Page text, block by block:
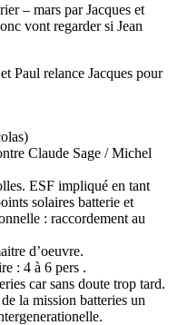
– mars par Jacques et
vont regarder si Jean
Paul relance Jacques pour
Claude Sage / Michel
ESF impliqué en tant
solaires batterie et
: raccordement au
d’oeuvre.
: 4 à 6 pers .
car sans doute trop tard.
la mission batteries un